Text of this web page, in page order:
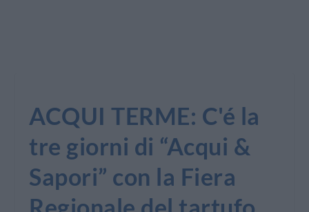
ACQUI TERME: C'é la
tre giorni di “Acqui &
Sapori” con la Fiera